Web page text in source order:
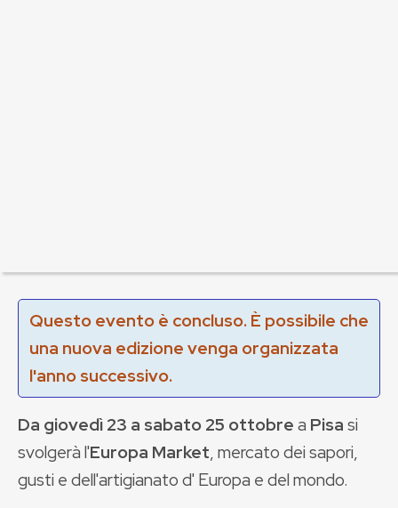
Questo evento è concluso. È possibile che
una nuova edizione venga organizzata
l'anno successivo.
Da giovedì 23 a sabato 25 ottobrea Pisasi
svolgerà l'Europa Market, mercato dei sapori,
gusti e dell'artigianato d' Europa e del mondo.